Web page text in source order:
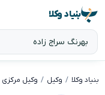
بنیاد وکلا
بنیاد وکلا وکیل وکیل مرکزی